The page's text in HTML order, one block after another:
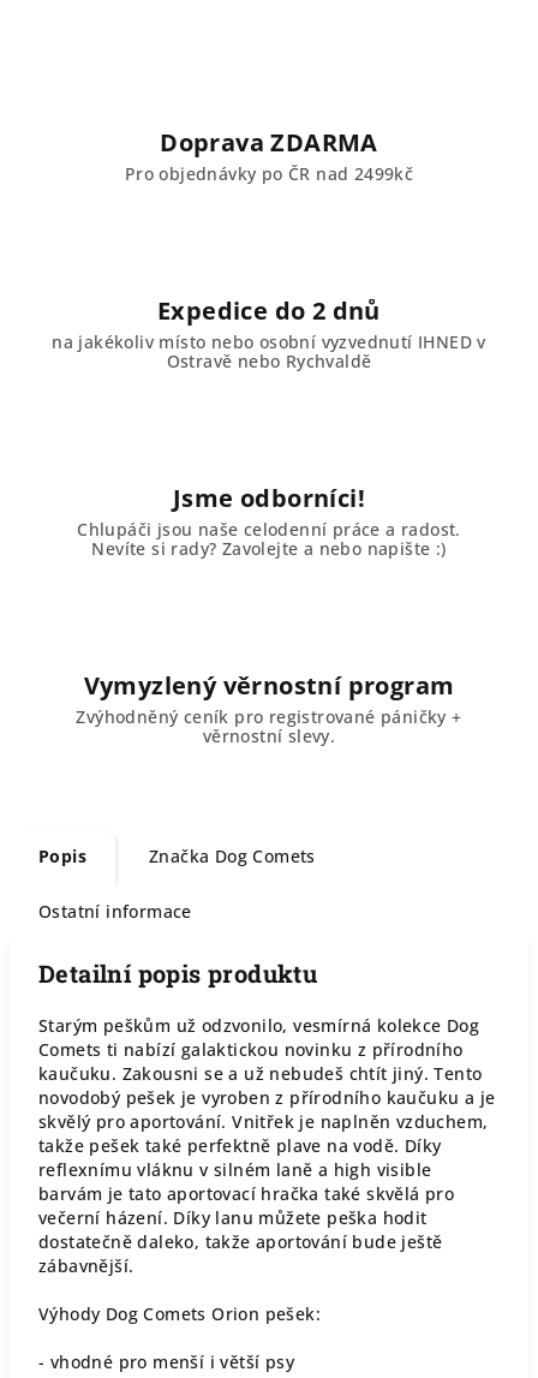
Doprava ZDARMA
Pro objednávky po ČR nad 2499kč
Expedice do 2 dnů
na jakékoliv místo nebo osobní vyzvednutí IHNED v
Ostravě nebo Rychvaldě
Jsme odborníci!
Chlupáči jsou naše celodenní práce a radost.
Nevíte si rady? Zavolejte a nebo napište :)
Vymyzlený věrnostní program
Zvýhodněný ceník pro registrované páničky +
věrnostní slevy.
Popis Značka Dog Comets
Ostatní informace
Detailní popis produktu
Starým peškům už odzvonilo, vesmírná kolekce Dog
Comets ti nabízí galaktickou novinku z přírodního
kaučuku. Zakousni se a už nebudeš chtít jiný. Tento
novodobý pešek je vyroben z přírodního kaučuku a je
skvělý pro aportování. Vnitřek je naplněn vzduchem,
takže pešek také perfektně plave na vodě. Díky
reflexnímu vláknu v silném laně a high visible
barvám je tato aportovací hračka také skvělá pro
večerní házení. Díky lanu můžete peška hodit
dostatečně daleko, takže aportování bude ještě
zábavnější.
Výhody Dog Comets Orion pešek:
- vhodné pro menší i větší psy